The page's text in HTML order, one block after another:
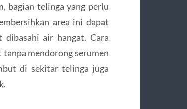
bagian telinga yang perlu
area ini dapat
dibasahi air hangat. Cara
mendorong serumen
di sekitar telinga juga